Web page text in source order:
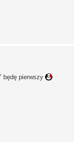
będę pierwszy